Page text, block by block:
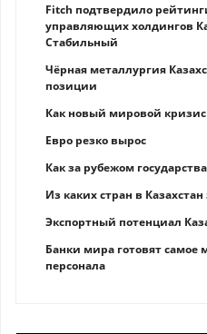
Fitch подтвердило
управляющих холдингов
Стабильный
Чёрная металлургия
позиции
Как новый мировой кризис
Eврo рeзкo вырос
Как за рубежом
Из каких стран в
Экспортный потенциал
Банки мира готовят самое
персонала